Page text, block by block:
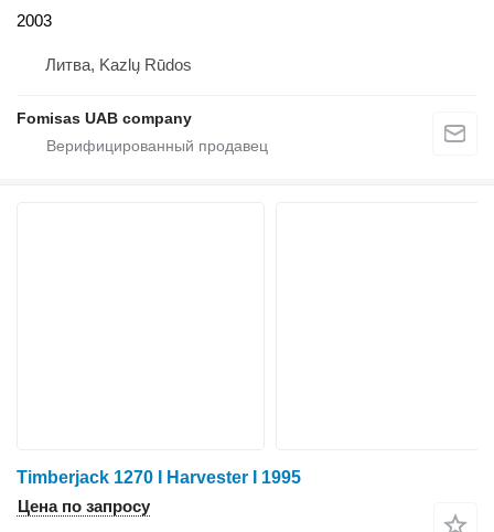
2003
Литва, Kazlų Rūdos
Fomisas UAB company
Timberjack 1270 I Harvester I 1995
Цена по запросу